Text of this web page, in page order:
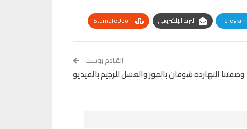
Telegram البريد الإلكتروني
StumbleUpon
القادم بوست
وصفتنا النهاردة شوفان بالموز والعسل للرجيم بالفيديو